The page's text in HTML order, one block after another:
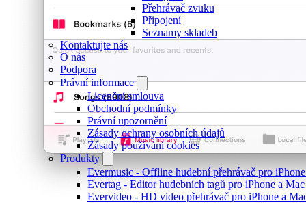
Přehrávač zvuku
Připojení
Seznamy skladeb
Kontaktujte nás
O nás
Podpora
Právní informace
Licenční smlouva
Obchodní podmínky
Právní upozornění
Zásady ochrany osobních údajů
Zásady používání cookies
Produkty
Evermusic - Offline hudební přehrávač pro
Evertag - Editor hudebních tagů pro iPhone a Mac
Evervideo - HD video přehrávač pro iPhone a